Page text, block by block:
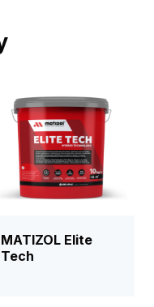
MATIZOL Elite
Tech